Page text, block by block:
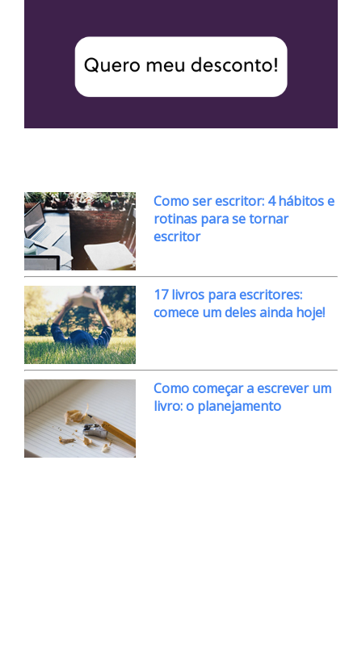
Como ser escritor: 4 hábitos e
rotinas para se tornar
escritor
17 livros para escritores:
comece um deles ainda hoje!
Como começar a escrever um
livro: o planejamento